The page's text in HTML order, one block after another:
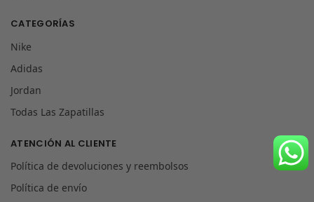
CATEGORÍAS
Nike
Adidas
Jordan
Todas Las Zapatillas
ATENCIÓN AL CLIENTE
Política de devoluciones y reembolsos
Política de envío